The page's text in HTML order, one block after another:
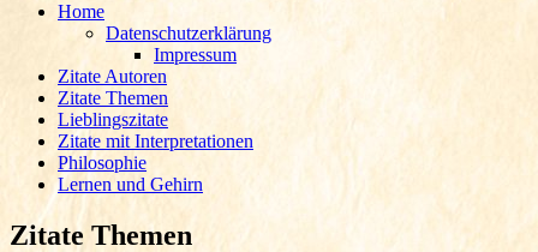
Home
Datenschutzerklärung
Impressum
Zitate Autoren
Zitate Themen
Lieblingszitate
Zitate mit Interpretationen
Philosophie
Lernen und Gehirn
Zitate Themen